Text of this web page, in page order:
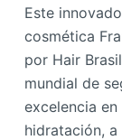
Este
cosmética
por Hair
mundial de
excelencia
hidratación,